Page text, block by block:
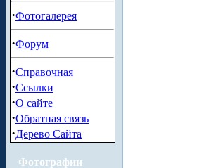
·Фотогалерея
·Форум
·Справочная
·Ссылки
·О сайте
·Обратная связь
·Дерево Сайта
Фотографии